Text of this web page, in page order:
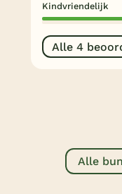
Wildwaterbaan
Indoor speeltuin
Kindvriendelijk
Alle 4
Alle